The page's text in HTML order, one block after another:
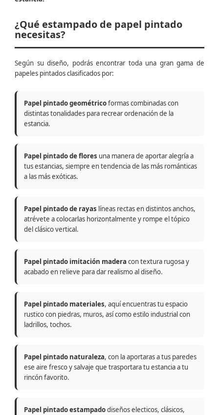
¿Qué estampado de papel pintado
necesitas?
Según su diseño, podrás encontrar toda una gran gama de
papeles pintados clasificados por:
Papel pintado geométricoformas combinadas con
distintas tonalidades para recrear ordenación de la
estancia.
Papel pintado de flores una manera de aportar alegría a
tus estancias, siempre en tendencia de las más románticas
a las más exóticas.
Papel pintado de rayas líneas rectas en distintos anchos,
atrévete a colocarlas horizontalmente y rompe el tópico
del clásico vertical.
Papel pintado imitación madera con textura rugosa y
acabado en relieve para dar realismo al diseño.
Papel pintado materiales, aquí encuentras tu espacio
rustico con piedras, muros, así como estilo industrial con
ladrillos, tochos.
Papel pintado naturaleza, con la aportaras a tus paredes
ese aire fresco y salvaje que trasportara tu estancia a tu
rincón favorito.
Papel pintado estampadodiseños electicos, clásicos,